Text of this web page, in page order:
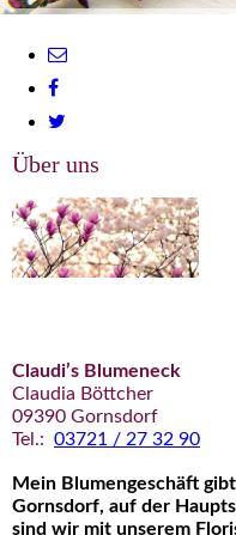
Über uns
Claudi’s Blumeneck
Claudia Böttcher
09390 Gornsdorf
Tel.: 03721 / 27 32 90
Mein Blumengeschäft
Gornsdorf, auf der
sind wir mit unserem